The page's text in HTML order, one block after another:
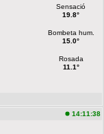
Sensació
19.8°
Bombeta hum.
15.0°
Rosada
11.1°
14:11:38